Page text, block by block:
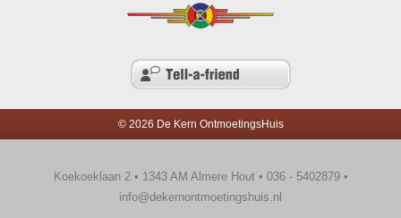
© 2026 De Kern OntmoetingsHuis
Koekoeklaan 2 • 1343 AM Almere Hout • 036 - 5402879 •
info@dekernontmoetingshuis.nl